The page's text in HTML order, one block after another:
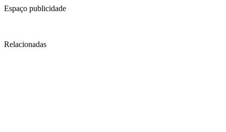
Espaço publicidade
Relacionadas